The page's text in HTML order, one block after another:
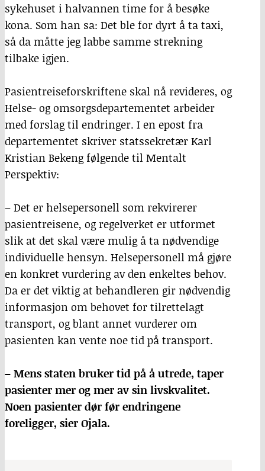
sykehuset i halvannen time for å besøke
kona. Som han sa: Det ble for dyrt å ta taxi,
så da måtte jeg labbe samme strekning
tilbake igjen.
Pasientreiseforskriftene skal nå revideres, og
Helse- og omsorgsdepartementet arbeider
med forslag til endringer. I en epost fra
departementet skriver statssekretær Karl
Kristian Bekeng følgende til Mentalt
Perspektiv:
– Det er helsepersonell som rekvirerer
pasientreisene, og regelverket er utformet
slik at det skal være mulig å ta nødvendige
individuelle hensyn. Helsepersonell må gjøre
en konkret vurdering av den enkeltes behov.
Da er det viktig at behandleren gir nødvendig
informasjon om behovet for tilrettelagt
transport, og blant annet vurderer om
pasienten kan vente noe tid på transport.
– Mens staten bruker tid på å utrede, taper
pasienter mer og mer av sin livskvalitet.
Noen pasienter dør før endringene
foreligger, sier Ojala.